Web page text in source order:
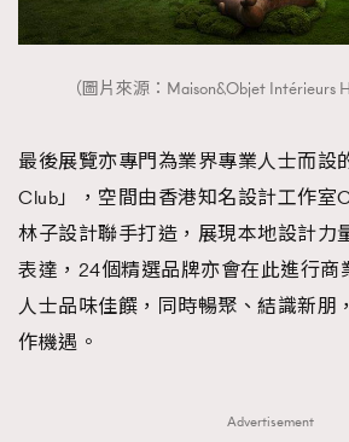
（圖片來源：Maison&Objet Intérieurs
最後展覽亦專門為業界專業人士而設
Club」，空間由香港知名設計工作室
林子設計聯手打造，展現本地設計力
表達，24個精選品牌亦會在此進行商
人士品味佳饌，同時暢聚、結識新朋
作機遇。
Advertisement